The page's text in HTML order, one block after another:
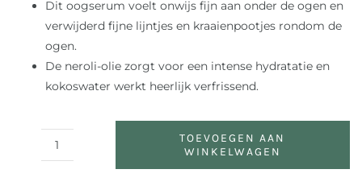
Dit oogserum voelt onwijs fijn aan onder de ogen en
verwijderd fijne lijntjes en kraaienpootjes rondom de
ogen.
De neroli-olie zorgt voor een intense hydratatie en
kokoswater werkt heerlijk verfrissend.
Neroli
TOEVOEGEN AAN
WINKELWAGEN